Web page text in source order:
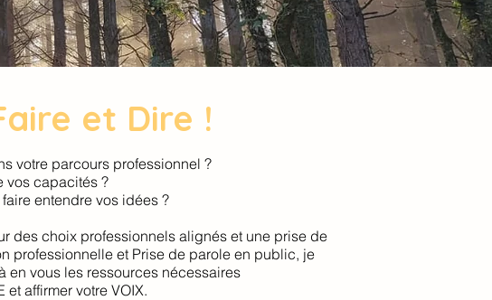
et Dire !
votre parcours professionnel ?
vos capacités ?
entendre vos idées ?
des choix professionnels alignés et une prise de
professionnelle et Prise de parole en public, je
en vous les ressources nécessaires
et affirmer votre VOIX.